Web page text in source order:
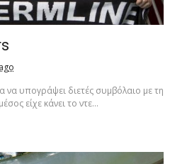
να υπογράψει διετές συμβόλαιο με τη
είχε κάνει το ντε...